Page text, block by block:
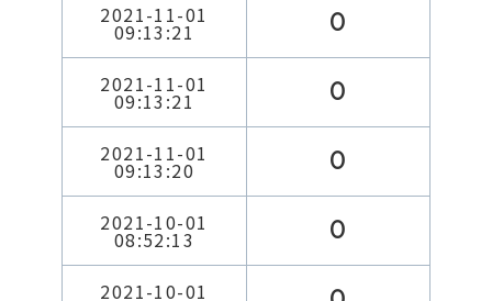
2021-11-01
09:13:21 0
2021-11-01
09:13:21 0
2021-11-01
09:13:20 0
2021-10-01
08:52:13 0
2021-10-01